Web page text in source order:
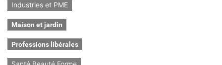
Industries et PME
Maison et jardin
Professions libérales